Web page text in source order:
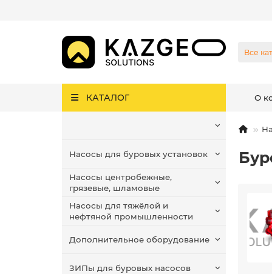
Все
КАТАЛОГ
Насосы для буровых установок
Насосы центробежные,
грязевые, шламовые
Насосы для тяжёлой и
нефтяной промышленности
Дополнительное оборудование
ЗИПы для буровых насосов
О